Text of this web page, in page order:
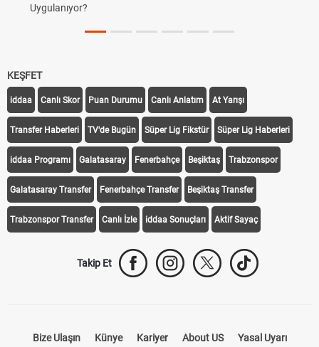
Uygulanıyor?
KEŞFET
iddaa Canlı Skor Puan Durumu Canlı Anlatım At Yarışı
Transfer Haberleri TV'de Bugün Süper Lig Fikstür Süper Lig Haberleri
iddaa Programı Galatasaray Fenerbahçe Beşiktaş Trabzonspor
Galatasaray Transfer Fenerbahçe Transfer Beşiktaş Transfer
Canlı İzle iddaa Sonuçları Aktif Sayaç